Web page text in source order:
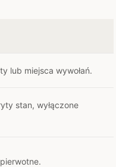
lub miejsca wywołań.
stan, wyłączone